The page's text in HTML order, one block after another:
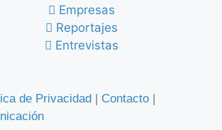
Empresas
Reportajes
Entrevistas
de Privacidad Contacto